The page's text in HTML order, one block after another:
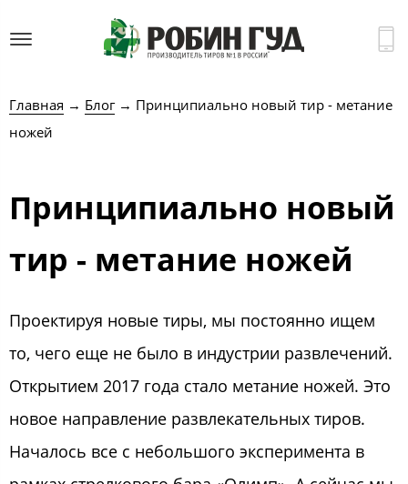
Главная → Блог→ Принципиально новый тир - метание
ножей
Принципиально новый
тир - метание ножей
Проектируя новые тиры, мы постоянно ищем
то, чего еще не было в индустрии развлечений.
Открытием 2017 года стало метание ножей. Это
новое направление развлекательных тиров.
Началось все с небольшого эксперимента в